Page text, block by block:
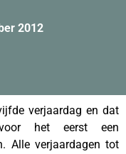
2012
verjaardag en dat
het eerst een
Alle verjaardagen tot